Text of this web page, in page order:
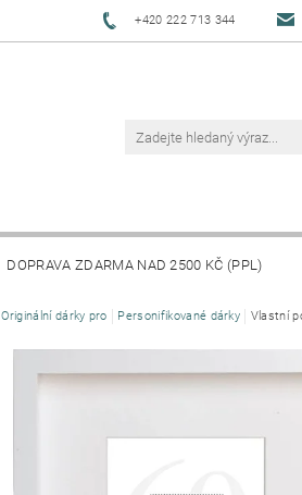
+420 222 713 344
DOPRAVA ZDARMA NAD 2500 KČ (PPL)
Originální dárky pro Personifikované dárky Vlastní